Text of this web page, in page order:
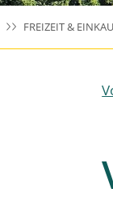
FREIZEIT &